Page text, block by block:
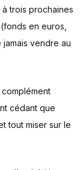
trois prochaines
en euros,
vendre au
cédant que
tout miser sur le